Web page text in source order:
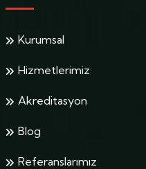
Kurumsal
Hizmetlerimiz
Akreditasyon
Blog
Referanslarımız